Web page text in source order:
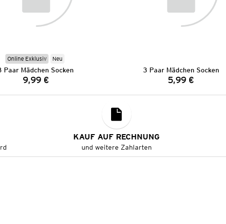
Online Exklusiv Neu
Paar Mädchen Socken
Preis:
9,99 €
3 Paar Mädchen Socken
Preis:
5,99 €
KAUF AUF RECHNUNG
und weitere Zahlarten